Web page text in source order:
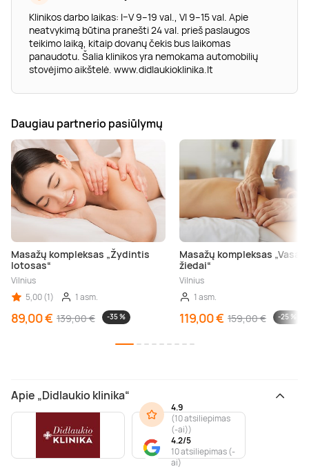
Klinikos darbo laikas: I–V 9–19 val., VI 9–15 val. Apie
neatvykimą būtina pranešti 24 val. prieš paslaugos
teikimo laiką, kitaip dovanų čekis bus laikomas
panaudotu. Šalia klinikos yra nemokama automobilių
stovėjimo aikštelė. www.didlaukioklinika.lt
Daugiau partnerio pasiūlymų
Masažų kompleksas „Žydintis
lotosas“
Vilnius
5,00 (1)
1 asm.
89,00 € 139,00 € -35 %
Masažų kompleksas
žiedai“
Vilnius
1 asm.
119,00 € 159,00 € -25 %
Apie „Didlaukio klinika“
4.9
(10 atsiliepimas
(-ai))
4.2/5
10 atsiliepimas (-
ai)